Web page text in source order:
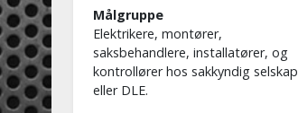
Målgruppe
Elektrikere, montører,
saksbehandlere, installatører, og
kontrollører hos sakkyndig selskap
eller DLE.